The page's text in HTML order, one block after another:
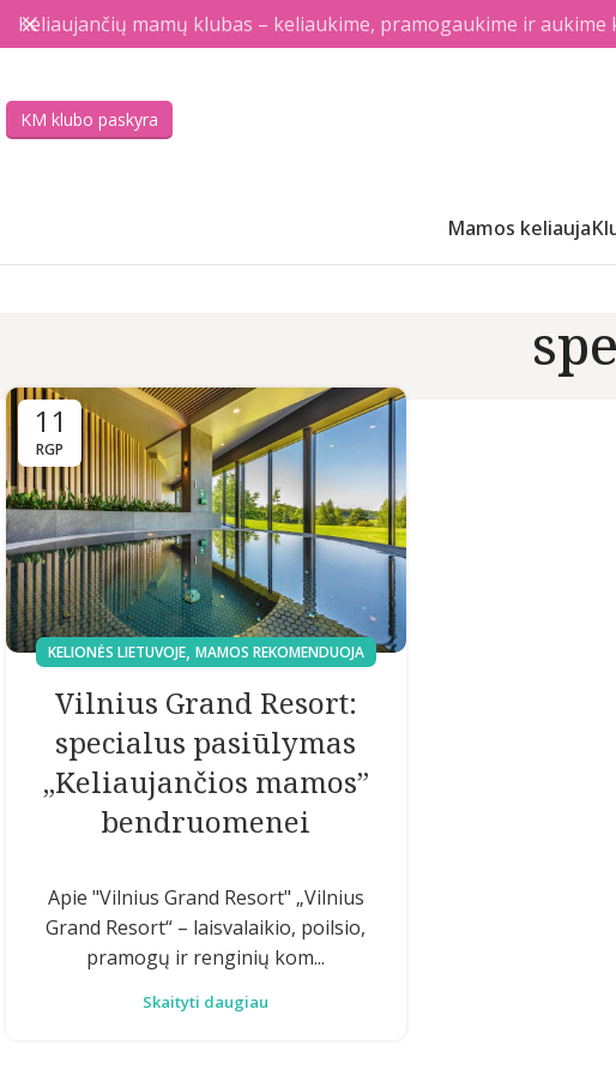
KM klubo paskyra
Mamos keliauja
11
RGP
KELIONĖS LIETUVOJE, MAMOS REKOMENDUOJA
Vilnius Grand Resort:
specialus pasiūlymas
„Keliaujančios mamos”
bendruomenei
Apie "Vilnius Grand Resort" „Vilnius
Grand Resort“ – laisvalaikio, poilsio,
pramogų ir renginių kom...
Skaityti daugiau
Keliaujančių mamų klubas – keliaukime, pramogaukime ir aukime